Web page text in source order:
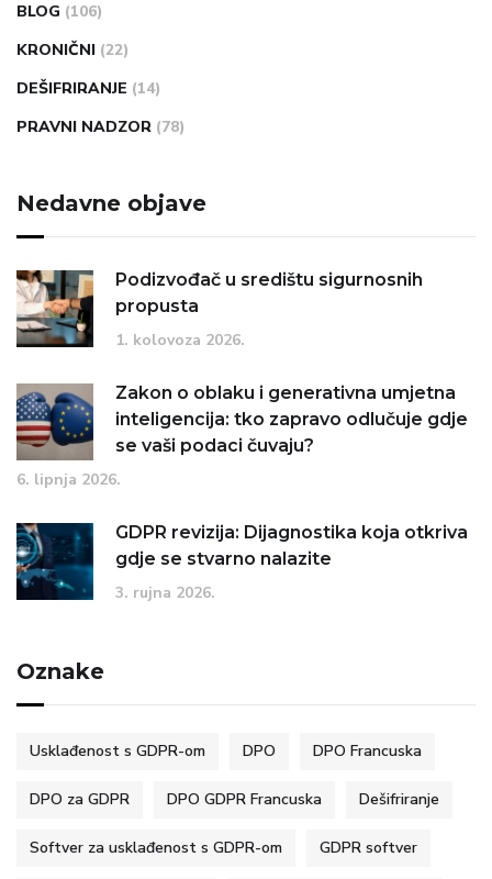
BLOG (106)
KRONIČNI (22)
DEŠIFRIRANJE (14)
PRAVNI NADZOR (78)
Nedavne objave
Podizvođač u središtu sigurnosnih
propusta
1. kolovoza 2026.
Zakon o oblaku i generativna umjetna
inteligencija: tko zapravo odlučuje gdje
se vaši podaci čuvaju?
6. lipnja 2026.
GDPR revizija: Dijagnostika koja otkriva
gdje se stvarno nalazite
3. rujna 2026.
Oznake
Usklađenost s GDPR-om DPO DPO Francuska
DPO za GDPR DPO GDPR Francuska Dešifriranje
Softver za usklađenost s GDPR-om GDPR softver